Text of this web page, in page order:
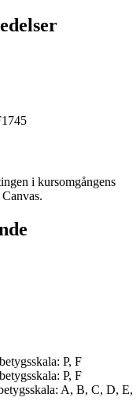
i kursomgångens
P, F
P, F
A, B, C, D, E,